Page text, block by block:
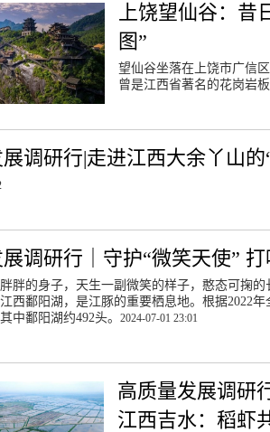
上饶望仙谷：昔
图”
望仙谷坐落在上饶市广信
曾是江西省著名的花岗岩板
调研行|走进江西大余丫山的
调研行｜守护“微笑天使”
胖的身子，天生一副微笑的样子，憨态可掬
西鄱阳湖，是江豚的重要栖息地。根据2022
中鄱阳湖约492头。 2024-07-01 23:01
高质量发展调研
江西吉水：稻虾